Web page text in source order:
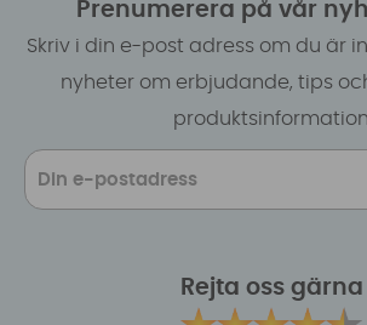
Prenumerera på vår
Skriv i din e-post adress om du är
nyheter om erbjudande, tips
produktsinformation
Rejta oss gärna